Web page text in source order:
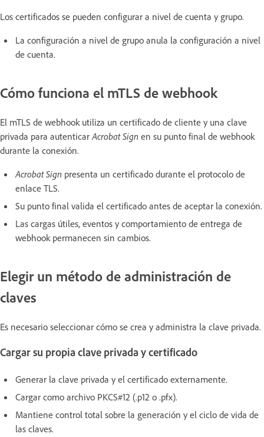
Los certificados se pueden configurar a nivel de cuenta y grupo.
La configuración a nivel de grupo anula la configuración a nivel
de cuenta.
Cómo funciona el mTLS de webhook
El mTLS de webhook utiliza un certificado de cliente y una clave
privada para autenticar Acrobat Sign en su punto final de webhook
durante la conexión.
Acrobat Sign presenta un certificado durante el protocolo de
enlace TLS.
Su punto final valida el certificado antes de aceptar la conexión.
Las cargas útiles, eventos y comportamiento de entrega de
webhook permanecen sin cambios.
Elegir un método de administración de
claves
Es necesario seleccionar cómo se crea y administra la clave privada.
Cargar su propia clave privada y certificado
Generar la clave privada y el certificado externamente.
Cargar como archivo PKCS#12 (.p12 o .pfx).
Mantiene control total sobre la generación y el ciclo de vida de
las claves.